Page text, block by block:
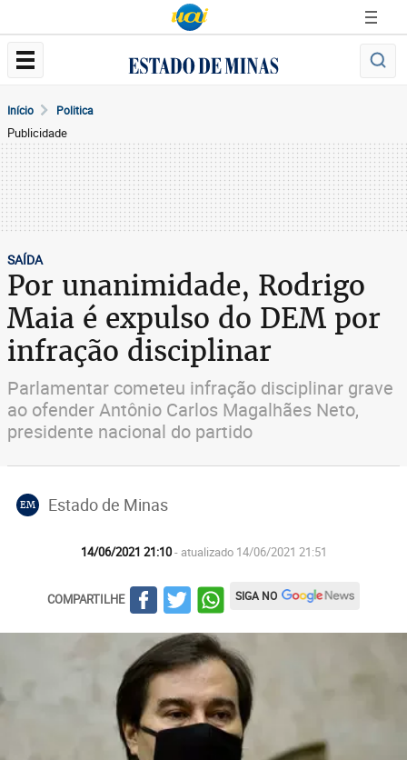
Início Politica
Publicidade
SAÍDA
Por unanimidade, Rodrigo
Maia é expulso do DEM por
infração disciplinar
Parlamentar cometeu infração disciplinar grave
ao ofender Antônio Carlos Magalhães Neto,
presidente nacional do partido
EM Estado de Minas
14/06/2021 21:10- atualizado 14/06/2021 21:51
COMPARTILHE SIGA NO